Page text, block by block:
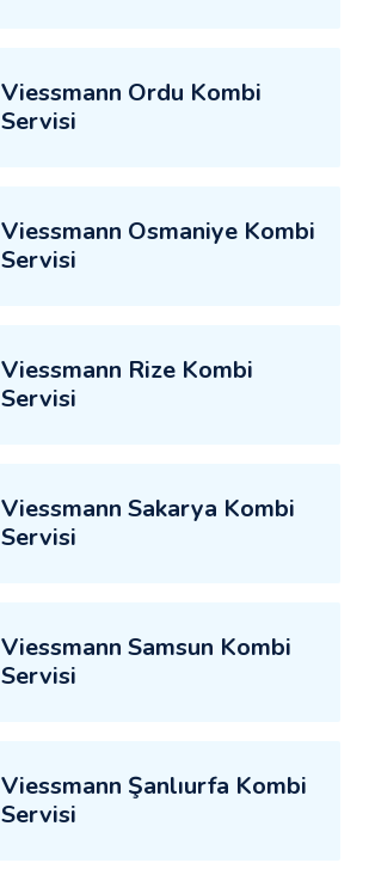
Viessmann Ordu Kombi
Servisi
Viessmann Osmaniye Kombi
Servisi
Viessmann Rize Kombi
Servisi
Viessmann Sakarya Kombi
Servisi
Viessmann Samsun Kombi
Servisi
Viessmann Şanlıurfa Kombi
Servisi